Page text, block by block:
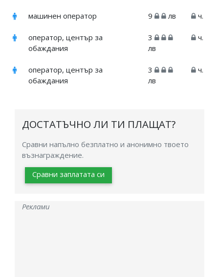
машинен оператор 9 лв ч.
оператор, център за
обаждания
3
лв
ч.
оператор, център за
обаждания
3
лв
ч.
ДОСТАТЪЧНО ЛИ ТИ ПЛАЩАТ?
Сравни напълно безплатно и анонимно твоето
възнаграждение.
Сравни заплатата си
Реклами